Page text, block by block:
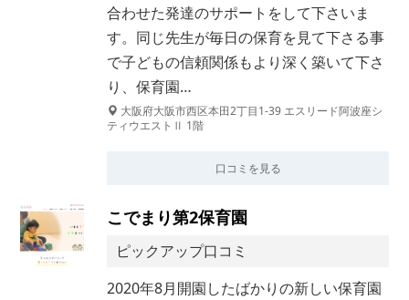
合わせた発達のサポートをして下さいま
す。同じ先生が毎日の保育を見て下さる事
で子どもの信頼関係もより深く築いて下さ
り、保育園…
大阪府大阪市西区本田2丁目1-39 エスリード阿波座シ
ティウエストⅡ 1階
口コミを見る
こでまり第2保育園
ピックアップ口コミ
2020年8月開園したばかりの新しい保育園